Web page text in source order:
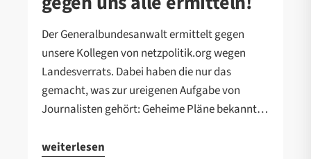
Der Generalbundesanwalt ermittelt gegen
unsere Kollegen von netzpolitik.org wegen
Landesverrats. Dabei haben die nur das
gemacht, was zur ureigenen Aufgabe von
Journalisten gehört: Geheime Pläne bekannt…
weiterlesen